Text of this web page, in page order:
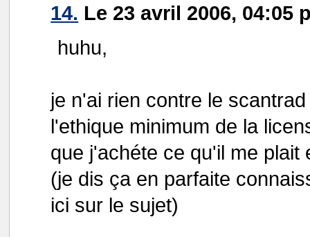
14. Le 23 avril 2006, 04:05
huhu,
je n'ai rien contre le
l'ethique minimum de la
que j'achéte ce qu'il me plait
(je dis ça en parfaite
ici sur le sujet)